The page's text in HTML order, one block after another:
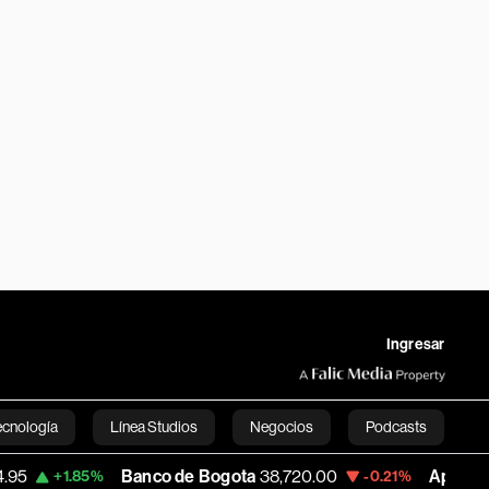
Ingresar
Línea Studios Negocios Podcasts
English
Banco de Bogota 38,720.00 -0.21% Apple 310.94